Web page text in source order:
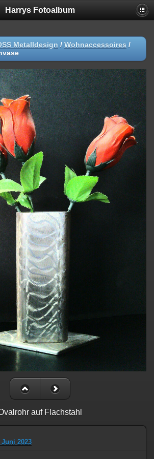
Harrys Fotoalbum
Metalldesign / Wohnaccessoires /
auf Flachstahl
2023